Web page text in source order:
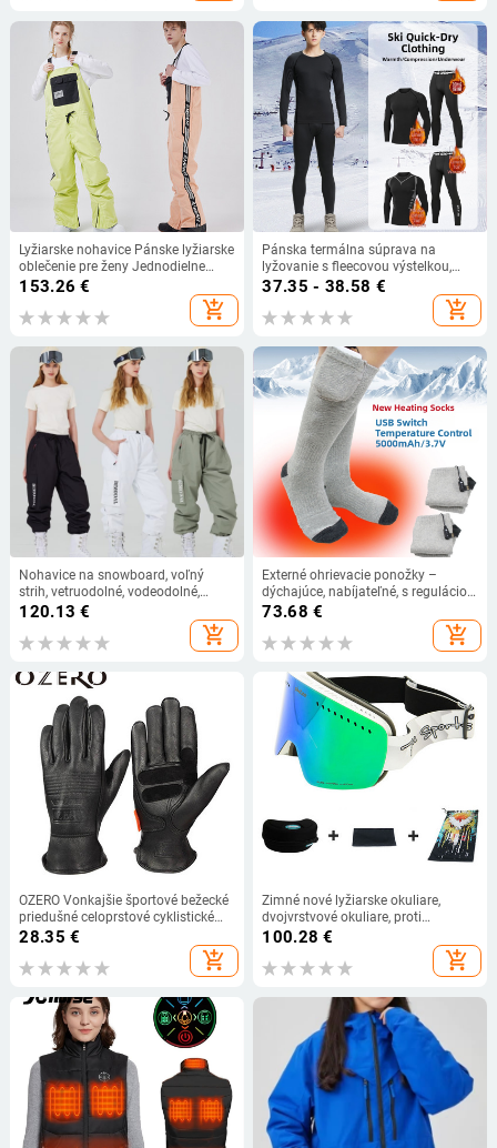
Lyžiarske nohavice Pánske lyžiarske
oblečenie pre ženy Jednodielne
outdoorové snowboardové
nohavice Overaly Vetruodolné
nepremokavé teplé lyžiarske
153.26 €
add_shopping_cart
Pánska termálna súprava na
lyžovanie s fleecovou výstelkou,
rýchloschnúci základný diel pre
zimné športy a vonkajšie aktivity
37.35 - 38.58 €
add_shopping_cart
Nohavice na snowboard, voľný
strih, vetruodolné, vodeodolné,
štýlové — Značka Bimodal, kód
produktu 1219, vydanie 2024
120.13 €
add_shopping_cart
Externé ohrievacie ponožky –
dýchajúce, nabíjateľné, s reguláciou
teploty, protiomrzové, unisex pre
73.68 €
add_shopping_cart
OZERO Vonkajšie športové bežecké
priedušné celoprstové cyklistické
rukavice Motocyklové pretekárske
pracovné ochranné bezpečnostné
rukavice Guante Moto
28.35 €
add_shopping_cart
Zimné nové lyžiarske okuliare,
dvojvrstvové okuliare, proti
zahmlievaniu, sférické, vetruodolné,
vonkajšie športy, lyžovanie,
100.28 €
add_shopping_cart